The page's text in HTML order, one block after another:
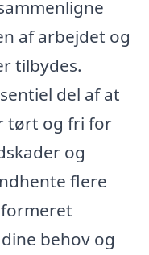
af arbejdet og
tilbydes.
del af at
tørt og fri for
og
flere
behov og